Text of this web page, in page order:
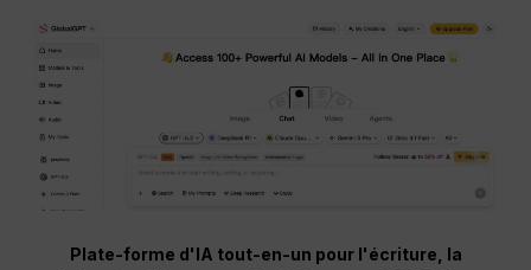
Plate-forme d'IA tout-en-un pour l'écriture, la